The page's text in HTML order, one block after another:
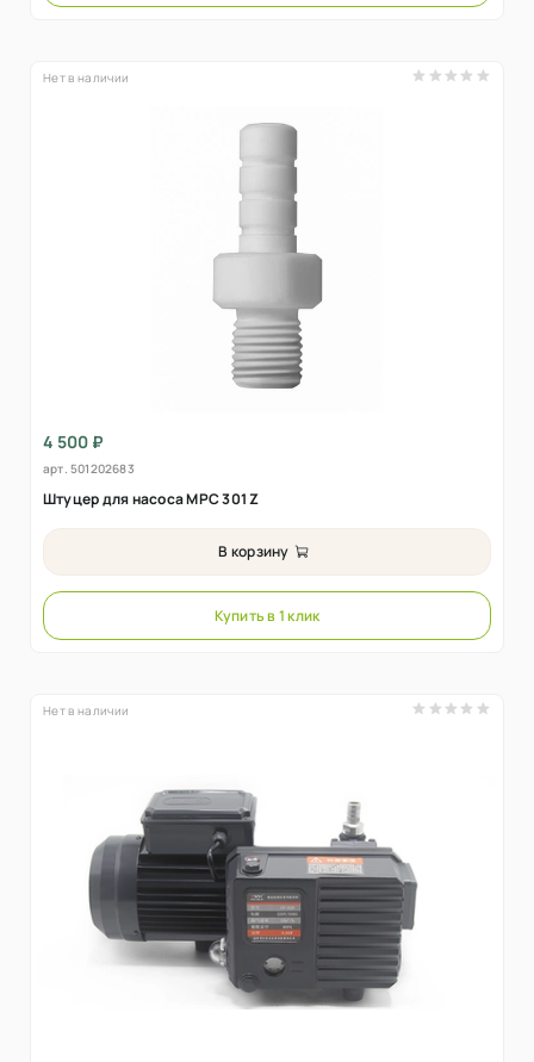
Нет в наличии
4 500 ₽
арт. 501202683
Штуцер для насоса MPC 301 Z
В корзину
Купить в 1 клик
Нет в наличии